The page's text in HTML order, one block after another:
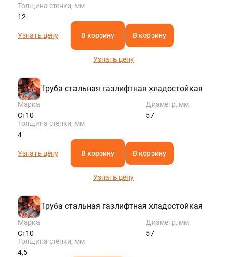
Толщина стенки, мм
12
Узнать цену В корзину В корзину
Узнать цену
Труба стальная газлифтная хладостойкая
Марка
Ст10
Диаметр, мм
57
Толщина стенки, мм
4
Узнать цену В корзину В корзину
Узнать цену
Труба стальная газлифтная хладостойкая
Марка
Ст10
Диаметр, мм
57
Толщина стенки, мм
4,5